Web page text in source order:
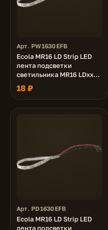
Арт. PW1630EFB
Ecola MR16 LD Strip LED
лента подсветки
светильника MR16 LDxxxx
24V, 3.0W, 2700K
18 ₽
Арт. PD1630EFB
Ecola MR16 LD Strip LED
лента подсветки